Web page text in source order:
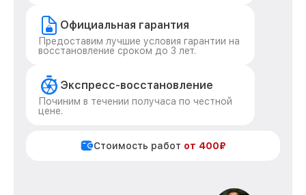
Официальная гарантия
Предоставим лучшие условия гарантии на
восстановление сроком до 3 лет.
Экспресс-восстановление
Починим в течении получаса по честной
цене.
Стоимость работ от 400₽